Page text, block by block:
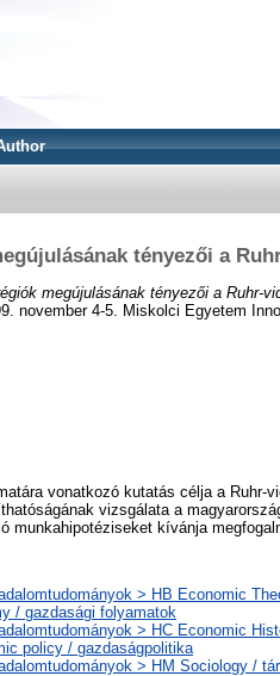
tényezői a
megújulásának tényezői a Ruhr-
november 4-5. Miskolci Egyetem
vonatkozó kutatás célja a Ruhr-
vizsgálata a
munkahipotéziseket kívánja
> HB Economic
/ gazdasági folyamatok
> HC Economic
policy / gazdaságpolitika
> HM Sociology /